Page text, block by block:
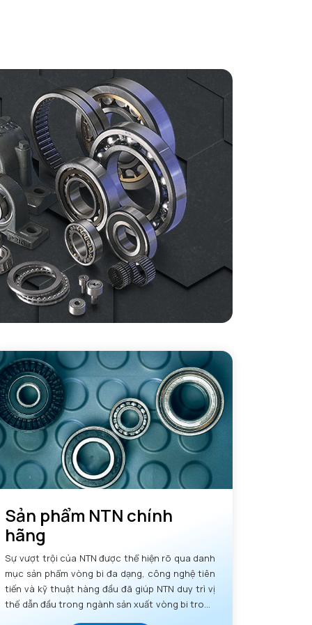
Sản phẩm NTN chính
hãng
Sự vượt trội của NTN được thể hiện rõ qua danh
mục sản phẩm vòng bi đa dạng, công nghệ tiên
tiến và kỹ thuật hàng đầu đã giúp NTN duy trì vị
thế dẫn đầu trong ngành sản xuất vòng bi trong